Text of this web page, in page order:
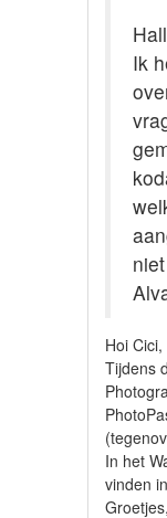
Ik
Hoi Cici,
Tijdens
In het
vinden
Groetjes,